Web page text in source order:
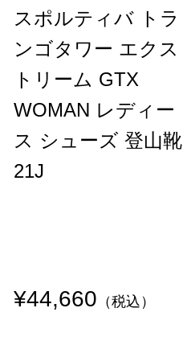
スポルティバ トラ
ンゴタワー エクス
トリーム GTX
WOMAN レディー
ス シューズ 登山靴
21J
¥44,660 （税込）